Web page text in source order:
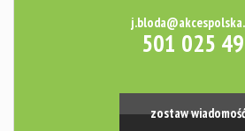
501 025
zostaw wiadomość